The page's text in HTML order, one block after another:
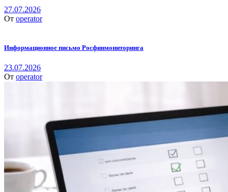
27.07.2026
От operator
Информационное письмо Росфинмониторинга
23.07.2026
От operator